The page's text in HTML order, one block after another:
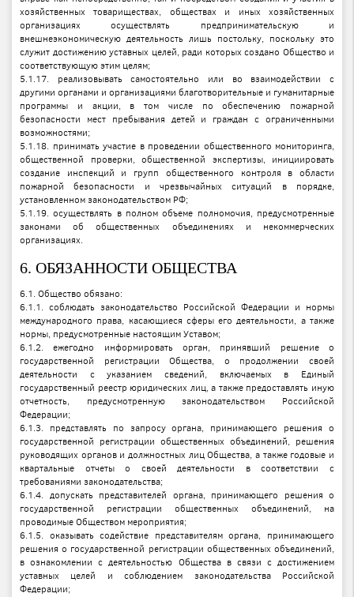
хозяйственных товариществах, обществах и иных хозяйственных
организациях осуществлять предпринимательскую и
внешнеэкономическую деятельность лишь постольку, поскольку это
служит достижению уставных целей, ради которых создано Общество и
соответствующую этим целям;
5.1.17. реализовывать самостоятельно или во взаимодействии с
другими органами и организациями благотворительные и гуманитарные
программы и акции, в том числе по обеспечению пожарной
безопасности мест пребывания детей и граждан с ограниченными
возможностями;
5.1.18. принимать участие в проведении общественного мониторинга,
общественной проверки, общественной экспертизы, инициировать
создание инспекций и групп общественного контроля в области
пожарной безопасности и чрезвычайных ситуаций в порядке,
установленном законодательством РФ;
5.1.19. осуществлять в полном объеме полномочия, предусмотренные
законами об общественных объединениях и некоммерческих
организациях.
6. ОБЯЗАННОСТИ ОБЩЕСТВА
6.1. Общество обязано:
6.1.1. соблюдать законодательство Российской Федерации и нормы
международного права, касающиеся сферы его деятельности, а также
нормы, предусмотренные настоящим Уставом;
6.1.2. ежегодно информировать орган, принявший решение о
государственной регистрации Общества, о продолжении своей
деятельности с указанием сведений, включаемых в Единый
государственный реестр юридических лиц, а также предоставлять иную
отчетность, предусмотренную законодательством Российской
Федерации;
6.1.3. представлять по запросу органа, принимающего решения о
государственной регистрации общественных объединений, решения
руководящих органов и должностных лиц Общества, а также годовые и
квартальные отчеты о своей деятельности в соответствии с
требованиями законодательства;
6.1.4. допускать представителей органа, принимающего решения о
государственной регистрации общественных объединений, на
проводимые Обществом мероприятия;
6.1.5. оказывать содействие представителям органа, принимающего
решения о государственной регистрации общественных объединений,
в ознакомлении с деятельностью Общества в связи с достижением
уставных целей и соблюдением законодательства Российской
Федерации;